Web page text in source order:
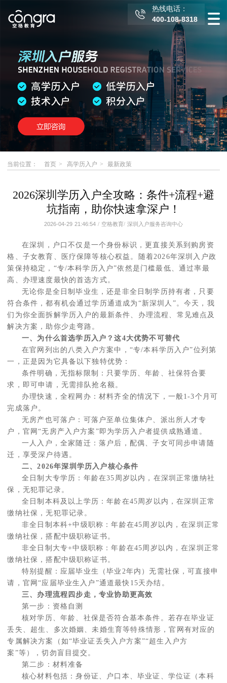
热线电话：
400-108-8318
当前位置： 首页 高学历入户 最新政策
2026深圳学历入户全攻略：条件+流程+避
坑指南，助你快速拿深户！
2026-04-29 21:46:54 / 空格教育/ 深圳入户服务咨询中心
在深圳，户口不仅是一个身份标识，更直接关系到购房资
格、子女教育、医疗保障等核心权益。随着2026年深圳入户政
策保持稳定，“专/本科学历入户”依然是门槛最低、通过率最
高、办理速度最快的首选方式。
无论你是全日制毕业生，还是非全日制学历持有者，只要
符合条件，都有机会通过学历通道成为“新深圳人”。今天，我
们为你全面拆解学历入户的最新条件、办理流程、常见难点及
解决方案，助你少走弯路。
一、为什么首选学历入户 ？这4大优势不可替代
在官网列出的八类入户方案中，“专/本科学历入户”位列第
一，正是因为它具备以下独特优势：
条件明确，无指标限制：只要学历、年龄、社保符合要
求，即可申请，无需排队抢名额。
办理快速，全程网办：材料齐全的情况下，一般1-3个月可
完成落户。
无房产也可落户：可落户至单位集体户、派出所人才专
户，官网“无房产入户方案”即为学历入户者提供成熟通道。
一人入户，全家随迁：落户后，配偶、子女可同步申请随
迁，享受深户待遇。
二、2026年深圳学历入户核心条件
全日制大专学历：年龄在35周岁以内，在深圳正常缴纳社
保，无犯罪记录。
全日制本科及以上学历：年龄在45周岁以内，在深圳正常
缴纳社保，无犯罪记录。
非全日制本科+中级职称：年龄在45周岁以内，在深圳正常
缴纳社保，搭配中级职称证书。
非全日制大专+中级职称：年龄在45周岁以内，在深圳正常
缴纳社保，搭配中级职称证书。
特别提醒：应届毕业生（毕业2年内）无需社保，可直接申
请，官网“应届毕业生入户”通道最快15天办结。
三、办理流程四步走，专业协助更高效
第一步：资格自测
核对学历、年龄、社保是否符合基本条件。若存在毕业证
丢失、超生、多次婚姻、未婚生育等特殊情形，官网有对应的
专属解决方案（如“毕业证丢失入户方案”“超生入户方
案”等），切勿盲目提交。
第二步：材料准备
核心材料包括：身份证、户口本、毕业证、学位证（本科